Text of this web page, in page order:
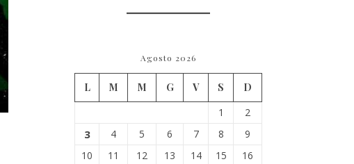
Agosto 2026
L M M G V S
D
1
2
3 4 5 6 7 8
9
10
11 12 13 14 15
16